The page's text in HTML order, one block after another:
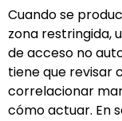
Cuando se
zona restringida,
de acceso no
tiene que revisar
correlacionar
cómo actuar. En